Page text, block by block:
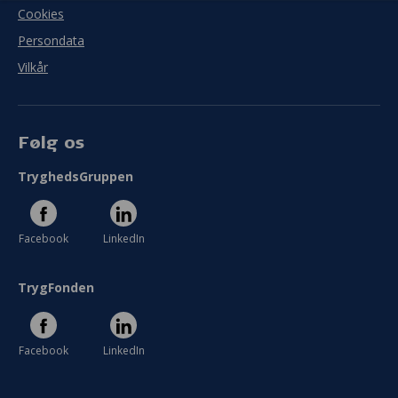
Cookies
Persondata
Vilkår
Følg os
TryghedsGruppen
Facebook LinkedIn
TrygFonden
Facebook LinkedIn